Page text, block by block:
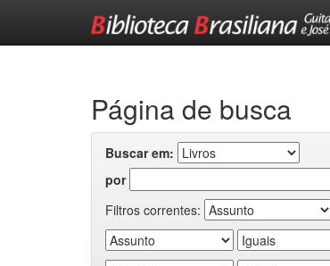
Página de busca
Buscar em:
por
Filtros correntes: